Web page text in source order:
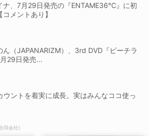
ナ、7月29日発売の『ENTAME36℃』に初
メントあり】
ん（JAPANARIZM）、3rd DVD『ピーチラ
29日発売...
ウントを着実に成長。実はみんなココ使っ
同会社)